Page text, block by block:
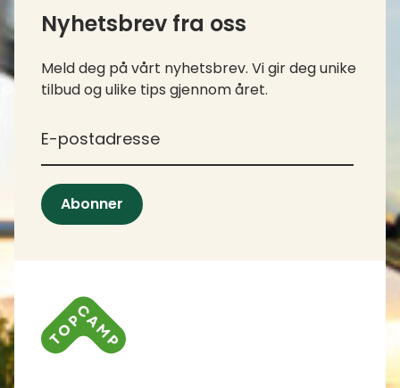
Nyhetsbrev fra oss
Meld deg på vårt nyhetsbrev. Vi gir deg unike
tilbud og ulike tips gjennom året.
E-postadresse
Abonner